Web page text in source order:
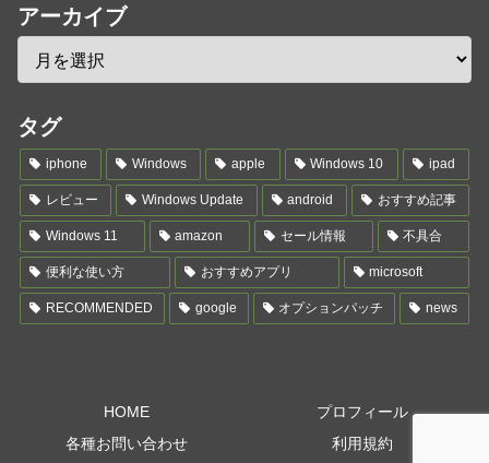
アーカイブ
タグ
iphone Windows apple Windows 10 ipad
レビュー Windows Update android おすすめ記事
Windows 11 amazon セール情報 不具合
便利な使い方 おすすめアプリ microsoft
RECOMMENDED google オプションパッチ news
HOME
プロフィール
各種お問い合わせ
利用規約